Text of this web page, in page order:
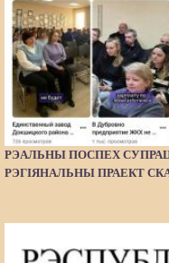
РЭАЛЬНЫ ПОСПЕХ
РЭГІЯНАЛЬНЫ ПРАЕКТ